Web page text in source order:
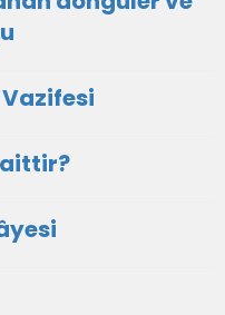
aittir?